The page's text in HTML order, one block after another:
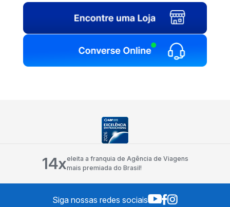
14xeleita a franquia de Agência de Viagens
mais premiada do Brasil!
Siga nossas redes sociais